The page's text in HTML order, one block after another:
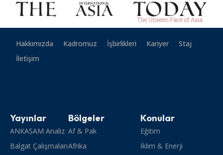
Hakkımızda Kadromuz İşbirlikleri Kariyer
Staj
İletişim
Yayınlar
ANKASAM Analiz
Balgat Çalışmaları
Bölgeler
Af & Pak
Afrika
Konular
Eğitim
İklim & Enerji